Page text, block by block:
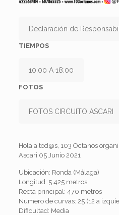
Declaración de
TIEMPOS
10:00 A 18:00
FOTOS
FOTOS CIRCUITO ASCARI
Hola a tod@s, 103 Octanos
Ascari 05 Junio 2021
Ubicación: Ronda (Málaga)
Longitud: 5.425 metros
Recta principal: 470 metros
Numero de curvas: 25 (12 a
Dificultad: Media